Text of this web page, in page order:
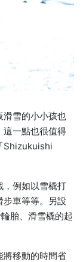
滑雪的小小孩也
這一點也很值得
Shizukuishi
，例如以雪橇打
車等等。另設
胎、滑雪橇的起
將移動的時間省